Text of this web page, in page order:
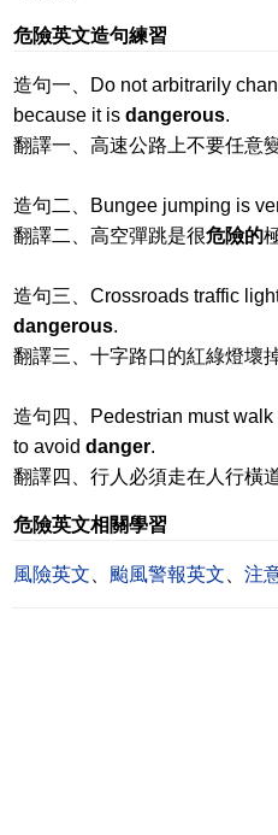
危險英文造句練習
造句一、Do not arbitrarily
because it is dangerous.
翻譯一、高速公路上不要任意
造句二、Bungee jumping is
翻譯二、高空彈跳是很危險的
造句三、Crossroads traffic
dangerous.
翻譯三、十字路口的紅綠燈壞
造句四、Pedestrian must
to avoid danger.
翻譯四、行人必須走在人行橫
危險英文相關學習
風險英文 颱風警報英文 注